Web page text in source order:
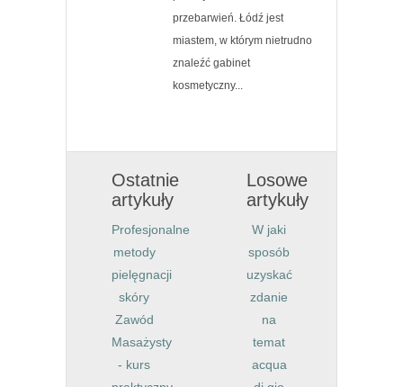
przebarwień. Łódź jest
miastem, w którym nietrudno
znaleźć gabinet
kosmetyczny...
Ostatnie
artykuły
Profesjonalne
metody
pielęgnacji
skóry
Zawód
Masażysty
- kurs
Losowe
artykuły
W jaki
sposób
uzyskać
zdanie
na
temat
acqua